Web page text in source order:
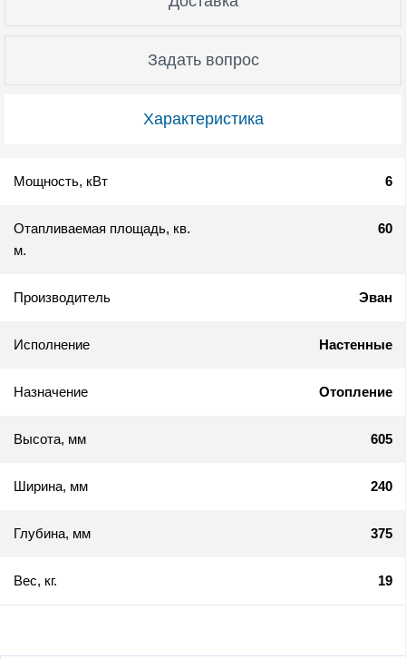
Характеристика
Задать вопрос
Мощность, кВт 6
Отапливаемая площадь, кв.
м.
60
Производитель Эван
Исполнение Настенные
Назначение Отопление
Высота, мм 605
Ширина, мм 240
Глубина, мм 375
Вес, кг. 19